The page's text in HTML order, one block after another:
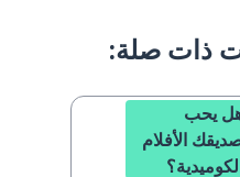
ذات صلة:
يحب
الأفلام